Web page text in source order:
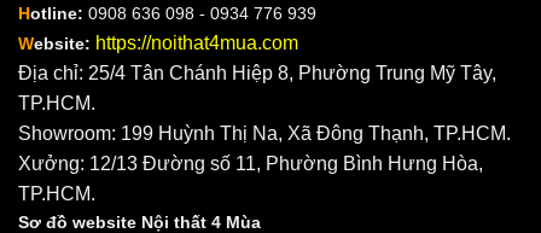
Hotline: 0908 636 098 - 0934 776 939
Website: https://noithat4mua.com
Địa chỉ: 25/4 Tân Chánh Hiệp 8, Phường Trung Mỹ Tây,
TP.HCM.
Showroom: 199 Huỳnh Thị Na, Xã Đông Thạnh, TP.HCM.
Xưởng: 12/13 Đường số 11, Phường Bình Hưng Hòa,
TP.HCM.
Sơ đồ website Nội thất 4 Mùa